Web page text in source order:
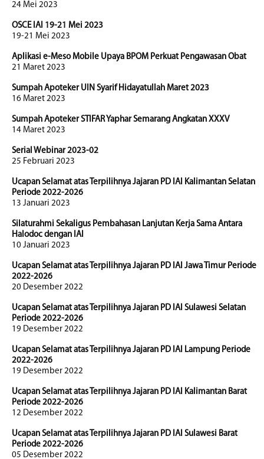
24 Mei 2023
OSCE IAI 19-21 Mei 2023
19-21 Mei 2023
Aplikasi e-Meso Mobile Upaya BPOM Perkuat Pengawasan Obat
21 Maret 2023
Sumpah Apoteker UIN Syarif Hidayatullah Maret 2023
16 Maret 2023
Sumpah Apoteker STIFAR Yaphar Semarang Angkatan XXXV
14 Maret 2023
Serial Webinar 2023-02
25 Februari 2023
Ucapan Selamat atas Terpilihnya Jajaran PD IAI Kalimantan Selatan
Periode 2022-2026
13 Januari 2023
Silaturahmi Sekaligus Pembahasan Lanjutan Kerja Sama Antara
Halodoc dengan IAI
10 Januari 2023
Ucapan Selamat atas Terpilihnya Jajaran PD IAI Jawa Timur Periode
2022-2026
20 Desember 2022
Ucapan Selamat atas Terpilihnya Jajaran PD IAI Sulawesi Selatan
Periode 2022-2026
19 Desember 2022
Ucapan Selamat atas Terpilihnya Jajaran PD IAI Lampung Periode
2022-2026
19 Desember 2022
Ucapan Selamat atas Terpilihnya Jajaran PD IAI Kalimantan Barat
Periode 2022-2026
12 Desember 2022
Ucapan Selamat atas Terpilihnya Jajaran PD IAI Sulawesi Barat
Periode 2022-2026
05 Desember 2022